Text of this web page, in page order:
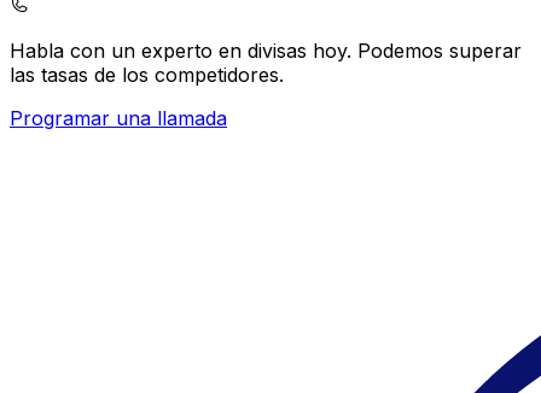
Habla con un experto en divisas hoy. Podemos superar
las tasas de los competidores.
Programar una llamada